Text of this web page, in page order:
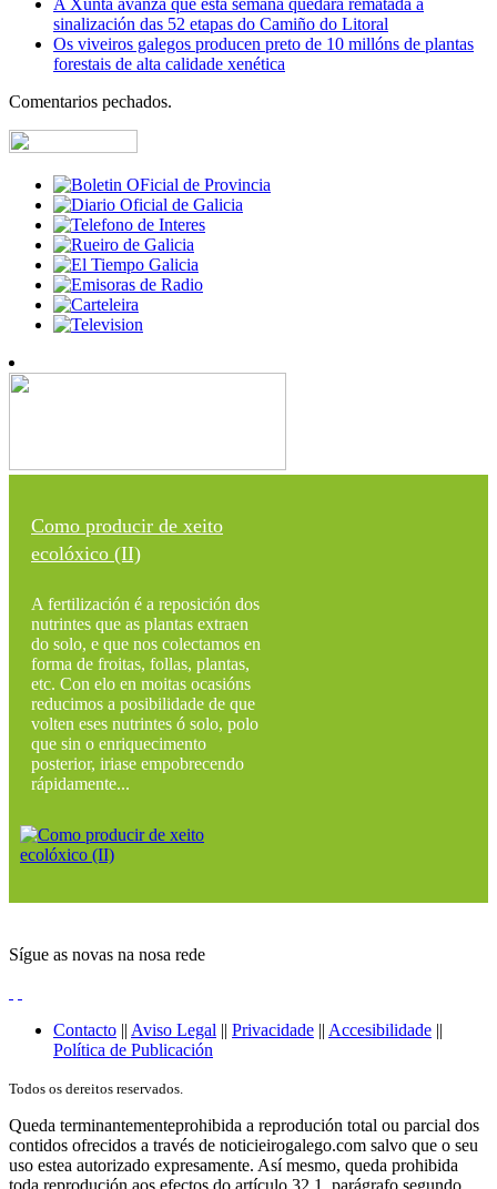
sinalización das 52 etapas do Camiño do Litoral
Os viveiros galegos producen preto de 10 millóns de plantas
forestais de alta calidade xenética
Comentarios pechados.
Como producir de xeito
ecolóxico (II)
A fertilización é a reposición dos
nutrintes que as plantas extraen
do solo, e que nos colectamos en
forma de froitas, follas, plantas,
etc. Con elo en moitas ocasións
reducimos a posibilidade de que
volten eses nutrintes ó solo, polo
que sin o enriquecimento
posterior, iriase empobrecendo
rápidamente...
Sígue as novas na nosa rede
Contacto || Aviso Legal || Privacidade || Accesibilidade ||
Política de Publicación
Todos os dereitos reservados.
Queda terminantementeprohibida a reprodución total ou parcial dos
contidos ofrecidos a través de noticieirogalego.com salvo que o seu
uso estea autorizado expresamente. Así mesmo, queda prohibida
toda reprodución aos efectos do artículo 32.1, parágrafo segundo,